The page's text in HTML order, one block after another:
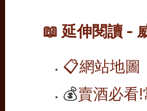
📖 延伸閱讀 -
📋網站地圖
💰賣酒必看